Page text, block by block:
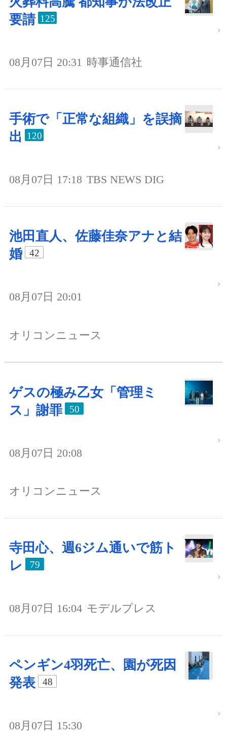
要請 125
08月07日 20:31 時事通信社
手術で「正常な組織」を誤摘
出
120
08月07日 17:18 TBS NEWS DIG
池田直人、佐藤佳奈アナと結
婚
42
08月07日 20:01
オリコンニュース
ゲスの極み乙女「管理ミ
ス」謝罪
50
08月07日 20:08
オリコンニュース
寺田心、週6ジム通いで筋ト
レ
79
08月07日 16:04 モデルプレス
ペンギン4羽死亡、園が死因
発表
48
08月07日 15:30